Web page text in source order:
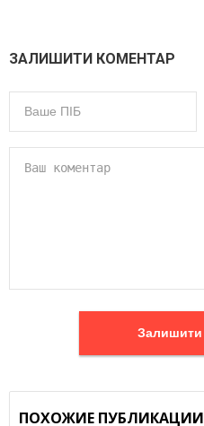
ЗАЛИШИТИ КОМЕНТАР
ПОХОЖИЕ ПУБЛИКАЦИИ